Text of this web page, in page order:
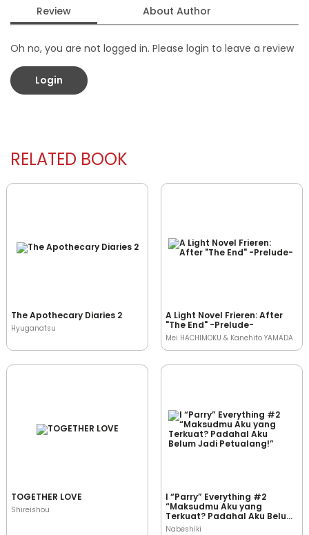
bisa Eugeo pahami: SYSTEM ALERT.
Review About Author
Oh no, you are not logged in. Please login to leave a review
Login
RELATED BOOK
The Apothecary Diaries 2
Hyuganatsu
A Light Novel Frieren: After
"The End" -Prelude-
Mei HACHIMOKU & Kanehito YAMADA
TOGETHER LOVE
Shireishou
I “Parry” Everything #2
“Maksudmu Aku yang
Terkuat? Padahal Aku Belum
Jadi Petualang!”
Nabeshiki